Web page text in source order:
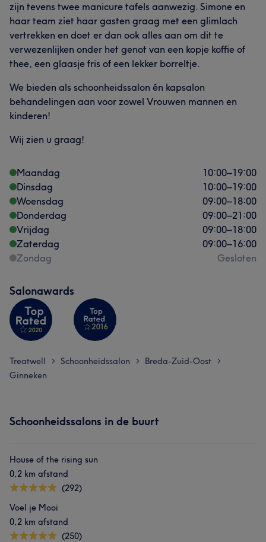
zijn tevens twee manicure tafels aanwezig. Simone en
haar team ziet haar gasten graag met een glimlach
vertrekken en doet er dan ook alles aan om dit te
verwezenlijken onder het genot van een kopje koffie of
thee, een glaasje fris of een lekker borreltje.
We bieden als schoonheidssalon én kapsalon
behandelingen aan voor zowel Vrouwen mannen en
kinderen!
Wij zien u graag!
Maandag 10:00–19:00
Dinsdag
10:00–19:00
Woensdag
09:00–18:00
Donderdag
09:00–21:00
Vrijdag
09:00–18:00
Zaterdag
09:00–16:00
Zondag
Gesloten
Salonawards
Treatwell > Schoonheidssalon > Breda-Zuid-Oost >
Ginneken
Schoonheidssalons in de buurt
House of the rising sun
0,2 km afstand
(292)
Voel je Mooi
0,2 km afstand
(250)